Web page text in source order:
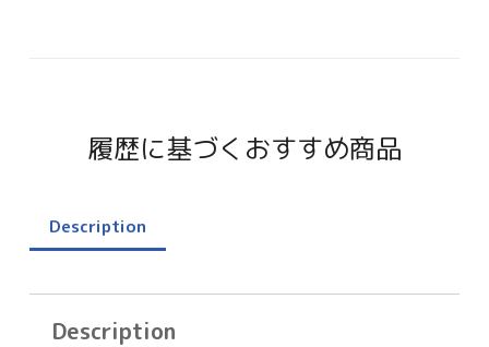
履歴に基づくおすすめ商品
Description
Description